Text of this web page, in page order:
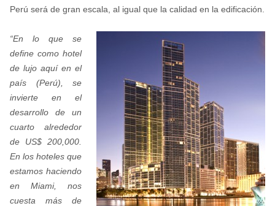
Perú será de gran escala, al igual que la calidad en la edificación.
“En lo que se
define como hotel
de lujo aquí en el
país (Perú), se
invierte en el
desarrollo de un
cuarto alrededor
de US$ 200,000.
En los hoteles que
estamos haciendo
en Miami, nos
cuesta más de